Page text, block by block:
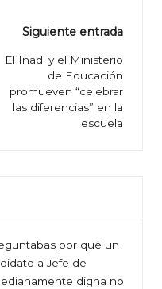
Siguiente entrada
El Inadi y el Ministerio
de Educación
promueven “celebrar
las diferencias” en la
escuela
por qué un
a Jefe de
digna no